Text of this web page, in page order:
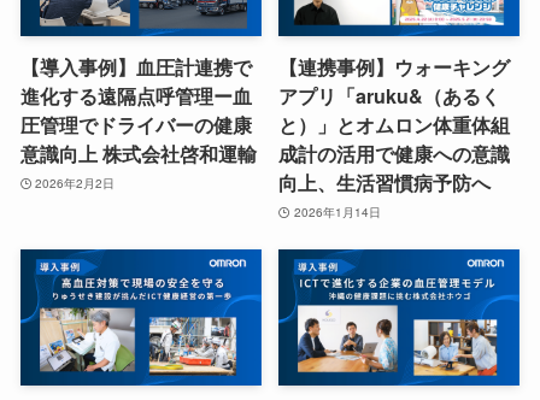
【導入事例】血圧計連携で
進化する遠隔点呼管理ー血
圧管理でドライバーの健康
意識向上 株式会社啓和運輸
2026年2月2日
【連携事例】ウォーキング
アプリ「aruku&（あるく
と）」とオムロン体重体組
成計の活用で健康への意識
向上、生活習慣病予防へ
2026年1月14日